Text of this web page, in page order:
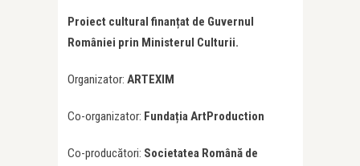
Proiect cultural finanțat de Guvernul
României prin Ministerul Culturii.
Organizator: ARTEXIM
Co-organizator: Fundația ArtProduction
Co-producători: Societatea Română de